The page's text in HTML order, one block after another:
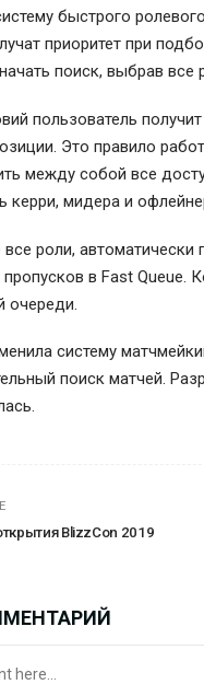
быстрого
приоритет при
поиск, выбрав все
пользователь
Это правило
между собой все
керри, мидера и
роли,
в Fast
очереди.
систему
поиск матчей.
BlizzCon 2019